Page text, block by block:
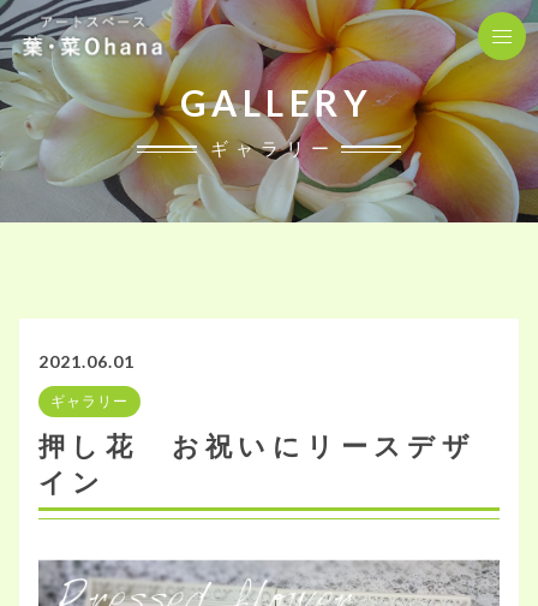
GALLERY
ギャラリー
2021.06.01
ギャラリー
押し花 お祝いにリースデザ
イン